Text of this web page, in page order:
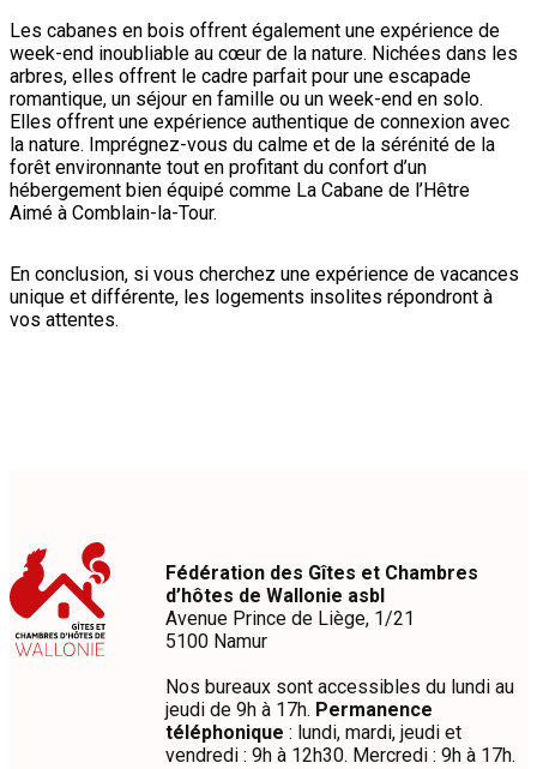
Les cabanes en bois offrent également une expérience de
week-end inoubliable au cœur de la nature. Nichées dans les
arbres, elles offrent le cadre parfait pour une escapade
romantique, un séjour en famille ou un week-end en solo.
Elles offrent une expérience authentique de connexion avec
la nature. Imprégnez-vous du calme et de la sérénité de la
forêt environnante tout en profitant du confort d’un
hébergement bien équipé comme La Cabane de l’Hêtre
Aimé à Comblain-la-Tour.
En conclusion, si vous cherchez une expérience de vacances
unique et différente, les logements insolites répondront à
vos attentes.
Fédération des Gîtes et Chambres
d’hôtes de Wallonie asbl
Avenue Prince de Liège, 1/21
5100 Namur
Nos bureaux sont accessibles du lundi au
jeudi de 9h à 17h. Permanence
téléphonique : lundi, mardi, jeudi et
vendredi : 9h à 12h30. Mercredi : 9h à 17h.